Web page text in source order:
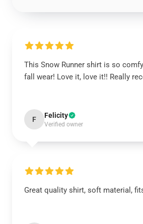
This Snow Runner shirt is so
fall wear! Love it, love it!! Really
F Felicity
Verified owner
Great quality shirt, soft material,